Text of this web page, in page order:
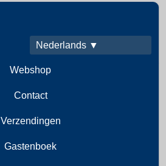
Nederlands ▼
Webshop
Contact
Verzendingen
Gastenboek